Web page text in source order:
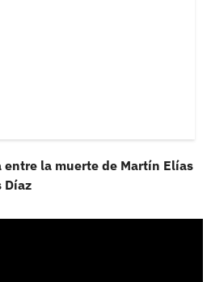
la muerte de Martín Elías
Díaz